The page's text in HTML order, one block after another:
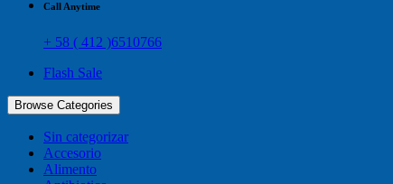
Call Anytime
+ 58 ( 412 )6510766
Flash Sale
Browse Categories
Sin categorizar
Accesorio
Alimento